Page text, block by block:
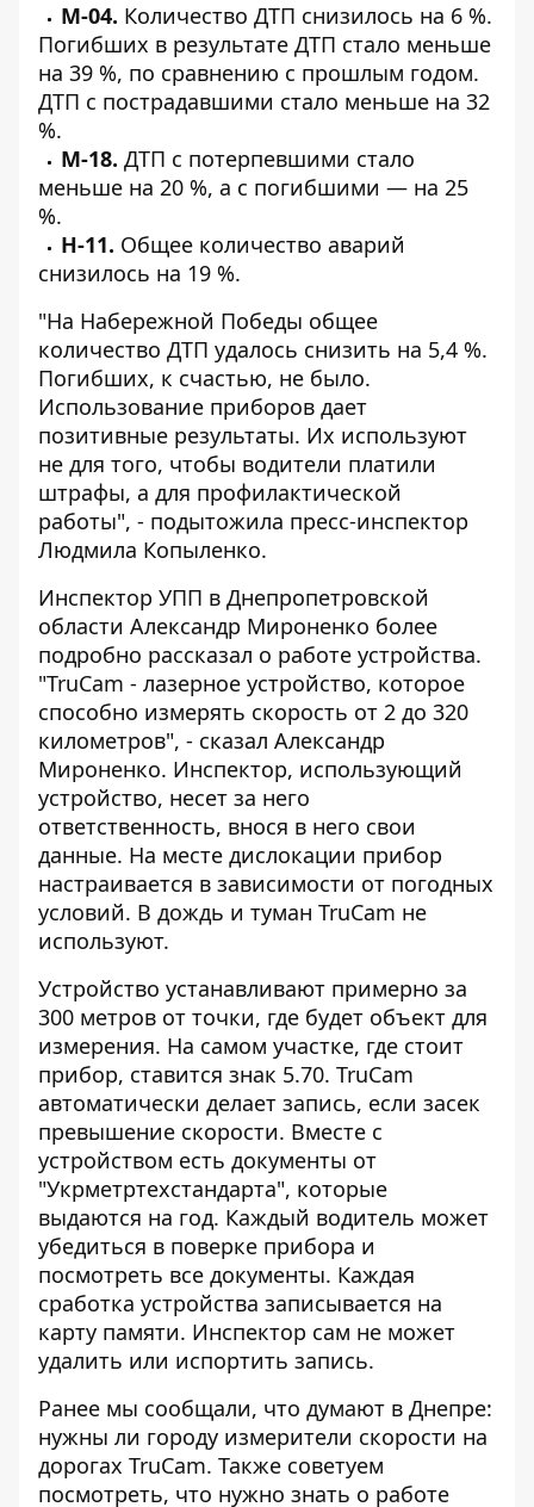
М-04. Количество ДТП снизилось на 6 %.
Погибших в результате ДТП стало меньше
на 39 %, по сравнению с прошлым годом.
ДТП с пострадавшими стало меньше на 32
%.
М-18. ДТП с потерпевшими стало
меньше на 20 %, а с погибшими — на 25
%.
Н-11. Общее количество аварий
снизилось на 19 %.
"На Набережной Победы общее
количество ДТП удалось снизить на 5,4 %.
Погибших, к счастью, не было.
Использование приборов дает
позитивные результаты. Их используют
не для того, чтобы водители платили
штрафы, а для профилактической
работы", - подытожила пресс-инспектор
Людмила Копыленко.
Инспектор УПП в Днепропетровской
области Александр Мироненко более
подробно рассказал о работе устройства.
"TruCam - лазерное устройство, которое
способно измерять скорость от 2 до 320
километров", - сказал Александр
Мироненко. Инспектор, использующий
устройство, несет за него
ответственность, внося в него свои
данные. На месте дислокации прибор
настраивается в зависимости от погодных
условий. В дождь и туман TruCam не
используют.
Устройство устанавливают примерно за
300 метров от точки, где будет объект для
измерения. На самом участке, где стоит
прибор, ставится знак 5.70. TruCam
автоматически делает запись, если засек
превышение скорости. Вместе с
устройством есть документы от
"Укрметртехстандарта", которые
выдаются на год. Каждый водитель может
убедиться в поверке прибора и
посмотреть все документы. Каждая
сработка устройства записывается на
карту памяти. Инспектор сам не может
удалить или испортить запись.
Ранее мы сообщали, что думают в Днепре:
нужны ли городу измерители скорости на
дорогах TruCam. Также советуем
посмотреть, что нужно знать о работе